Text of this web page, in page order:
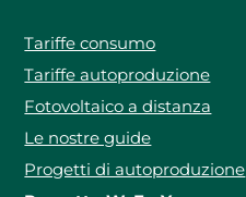
Tariffe consumo
Tariffe autoproduzione
Fotovoltaico a distanza
Le nostre guide
Progetti di autoproduzione